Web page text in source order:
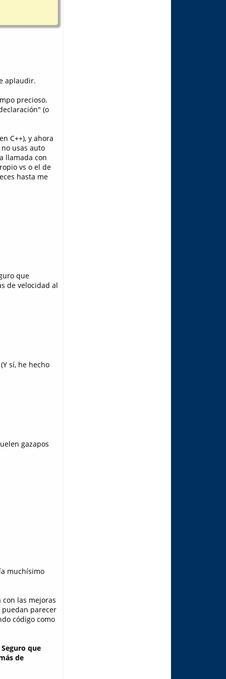
aplaudir.
precioso.
(o
C++), y ahora
usas auto
llamada con
vs o el de
hasta me
que
de velocidad al
sí, he hecho
gazapos
muchísimo
las mejoras
parecer
código como
que
de